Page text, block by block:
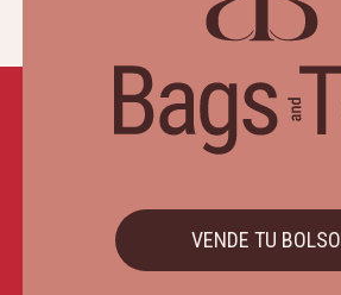
VENDE TU BOLSO